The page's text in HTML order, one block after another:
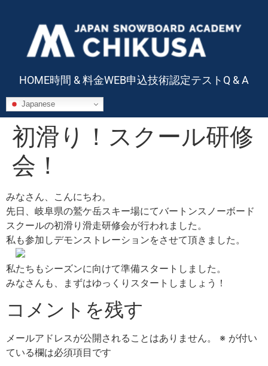
HOME時間 & 料金WEB申込技術認定テスト Q & A
Japanese
初滑り！スクール研修
会！
みなさん、こんにちわ。
先日、岐阜県の鷲ケ岳スキー場にてバートンスノーボード
スクールの初滑り滑走研修会が行われました。
私も参加しデモンストレーションをさせて頂きました。
私たちもシーズンに向けて準備スタートしました。
みなさんも、まずはゆっくりスタートしましょう！
コメントを残す
メールアドレスが公開されることはありません。 ※ が付い
ている欄は必須項目です